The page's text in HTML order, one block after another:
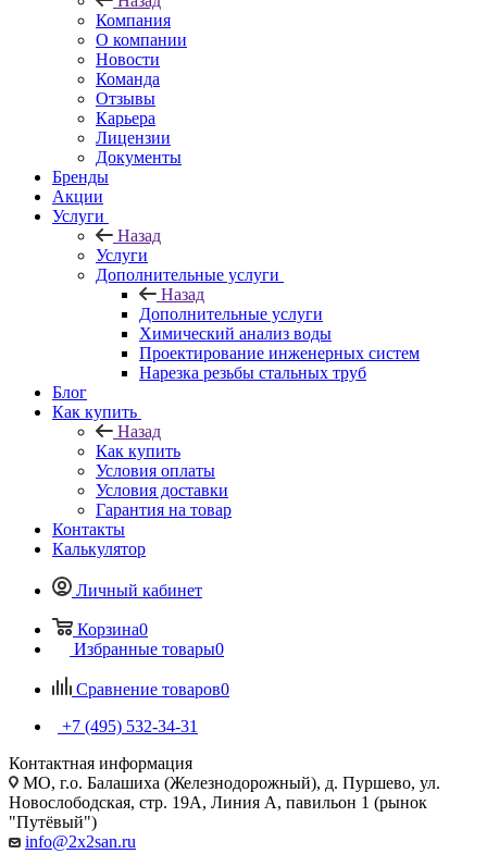
Компания
О компании
Новости
Команда
Отзывы
Карьера
Лицензии
Документы
Бренды
Акции
Услуги
Назад
Услуги
Дополнительные услуги
Назад
Дополнительные услуги
Химический анализ воды
Проектирование инженерных систем
Нарезка резьбы стальных труб
Блог
Как купить
Назад
Как купить
Условия оплаты
Условия доставки
Гарантия на товар
Контакты
Калькулятор
Личный кабинет
Корзина0
Избранные товары0
Сравнение товаров0
+7 (495) 532‑34‑31
Контактная информация
МО, г.о. Балашиха (Железнодорожный), д. Пуршево, ул.
Новослободская, стр. 19А, Линия А, павильон 1 (рынок
"Путёвый")
info@2x2san.ru